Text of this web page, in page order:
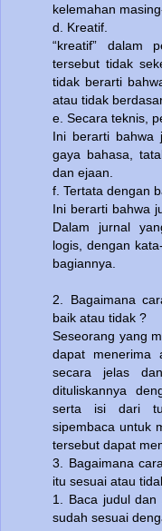
kelemahan
d. Kreatif.
“kreatif” dalam
tersebut tidak
tidak berarti
atau tidak
e. Secara teknis,
Ini berarti bahwa
gaya bahasa,
dan ejaan.
f. Tertata dengan
Ini berarti bahwa
Dalam jurnal
logis, dengan
bagiannya.
2. Bagaimana
baik atau tidak ?
Seseorang yang
dapat menerima
secara jelas
dituliskannya
serta isi dari
sipembaca untuk
tersebut dapat
3. Bagaimana
itu sesuai atau
1. Baca judul
sudah sesuai